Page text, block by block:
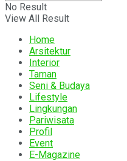
No Result
View All Result
Home
Arsitektur
Interior
Taman
Seni & Budaya
Lifestyle
Lingkungan
Pariwisata
Profil
Event
E-Magazine